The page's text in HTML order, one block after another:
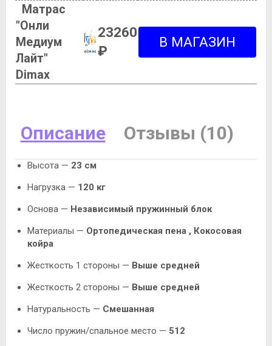
Матрас
"Онли
Медиум
Лайт"
Dimax
23260
₽
Описание Отзывы (10)
Высота — 23 см
Нагрузка — 120 кг
Основа — Независимый пружинный блок
Материалы — Ортопедическая пена , Кокосовая
койра
Жесткость 1 стороны — Выше средней
Жесткость 2 стороны — Выше средней
Натуральность — Смешанная
Число пружин/спальное место — 512